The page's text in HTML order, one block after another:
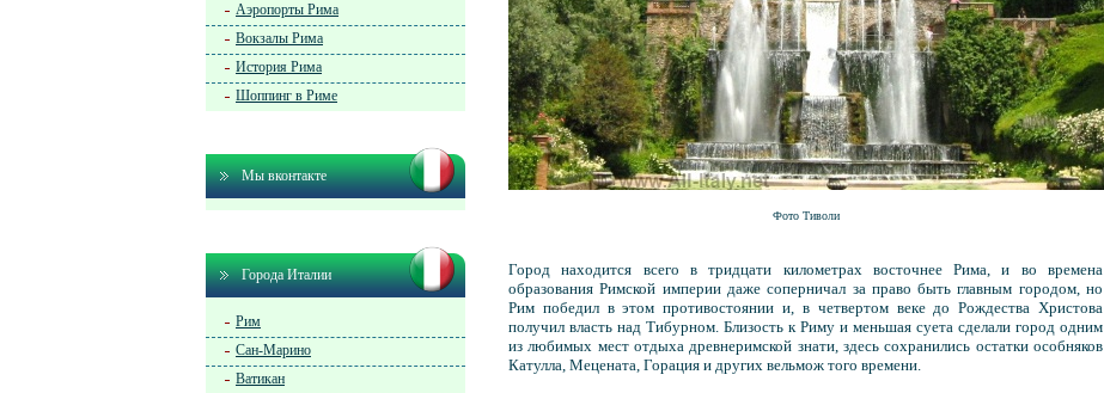
Фото Тиволи
Город находится всего в тридцати километрах восточнее Рима, и во времена
образования Римской империи даже соперничал за право быть главным городом, но
Рим победил в этом противостоянии и, в четвертом веке до Рождества Христова
получил власть над Тибурном. Близость к Риму и меньшая суета сделали город одним
из любимых мест отдыха древнеримской знати, здесь сохранились остатки особняков
Катулла, Мецената, Горация и других вельмож того времени.
Аэропорты Рима
Вокзалы Рима
История Рима
Шоппинг в Риме
Мы вконтакте
Города Италии
Рим
Сан-Марино
Ватикан